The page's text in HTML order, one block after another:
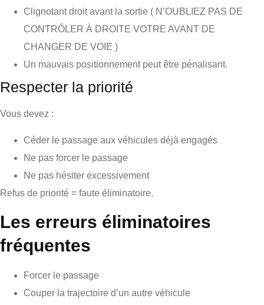
Clignotant droit avant la sortie ( N’OUBLIEZ PAS DE
CONTRÔLER À DROITE VOTRE AVANT DE
CHANGER DE VOIE )
Un mauvais positionnement peut être pénalisant.
Respecter la priorité
Vous devez :
Céder le passage aux véhicules déjà engagés
Ne pas forcer le passage
Ne pas hésiter excessivement
Refus de priorité = faute éliminatoire.
Les erreurs éliminatoires
fréquentes
Forcer le passage
Couper la trajectoire d’un autre véhicule